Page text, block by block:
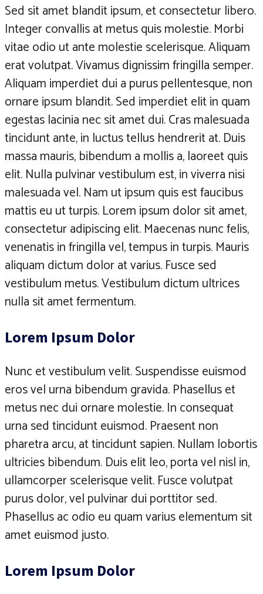
Sed sit amet blandit ipsum, et consectetur libero.
Integer convallis at metus quis molestie. Morbi
vitae odio ut ante molestie scelerisque. Aliquam
erat volutpat. Vivamus dignissim fringilla semper.
Aliquam imperdiet dui a purus pellentesque, non
ornare ipsum blandit. Sed imperdiet elit in quam
egestas lacinia nec sit amet dui. Cras malesuada
tincidunt ante, in luctus tellus hendrerit at. Duis
massa mauris, bibendum a mollis a, laoreet quis
elit. Nulla pulvinar vestibulum est, in viverra nisi
malesuada vel. Nam ut ipsum quis est faucibus
mattis eu ut turpis. Lorem ipsum dolor sit amet,
consectetur adipiscing elit. Maecenas nunc felis,
venenatis in fringilla vel, tempus in turpis. Mauris
aliquam dictum dolor at varius. Fusce sed
vestibulum metus. Vestibulum dictum ultrices
nulla sit amet fermentum.
Lorem Ipsum Dolor
Nunc et vestibulum velit. Suspendisse euismod
eros vel urna bibendum gravida. Phasellus et
metus nec dui ornare molestie. In consequat
urna sed tincidunt euismod. Praesent non
pharetra arcu, at tincidunt sapien. Nullam lobortis
ultricies bibendum. Duis elit leo, porta vel nisl in,
ullamcorper scelerisque velit. Fusce volutpat
purus dolor, vel pulvinar dui porttitor sed.
Phasellus ac odio eu quam varius elementum sit
amet euismod justo.
Lorem Ipsum Dolor